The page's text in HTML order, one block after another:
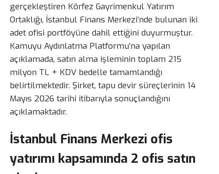
gerçekleştiren Körfez Gayrimenkul Yatırım
Ortaklığı, İstanbul Finans Merkezi’nde bulunan iki
adet ofisi portföyüne dahil ettiğini duyurmuştur.
Kamuyu Aydınlatma Platformu’na yapılan
açıklamada, satın alma işleminin toplam 215
milyon TL + KDV bedelle tamamlandığı
belirtilmektedir. Şirket, tapu devir süreçlerinin 14
Mayıs 2026 tarihi itibarıyla sonuçlandığını
açıklamaktadır.
İstanbul Finans Merkezi ofis
yatırımı kapsamında 2 ofis satın